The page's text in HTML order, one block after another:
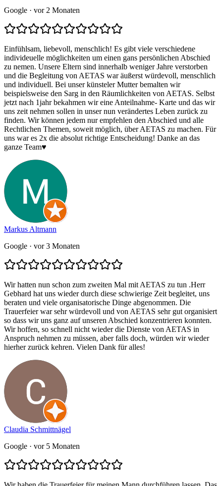
Google · vor 2 Monaten
Einfühlsam, liebevoll, menschlich! Es gibt viele verschiedene
individeuelle möglichkeiten um einen gans persönlichen Abschied
zu nemen. Unsere Eltern sind innerhalb weniger Jahre verstorben
und die Begleitung von AETAS war äußerst würdevoll, menschlich
und individuell. Bei unser künsteler Mutter bemalten wir
beispielsweise den Sarg in den Räumlichkeiten von AETAS. Selbst
jetzt nach 1jahr bekahmen wir eine Anteilnahme- Karte und das wir
uns zeit nehmen sollen in unser nun verändertes Leben zurück zu
finden. Wir können jedem nur empfehlen den Abschied und alle
Rechtlichen Themen, soweit möglich, über AETAS zu machen. Für
uns war es 2x die absolut richtige Entscheidung! Danke an das
ganze Team♥️
Markus Altmann
Google · vor 3 Monaten
Wir hatten nun schon zum zweiten Mal mit AETAS zu tun .Herr
Gebhard hat uns wieder durch diese schwierige Zeit begleitet, uns
beraten und viele organisatorische Dinge abgenommen. Die
Trauerfeier war sehr würdevoll und von AETAS sehr gut organisiert
so dass wir uns ganz auf unseren Abschied konzentrieren konnten.
Wir hoffen, so schnell nicht wieder die Dienste von AETAS in
Anspruch nehmen zu müssen, aber falls doch, würden wir wieder
hierher zurück kehren. Vielen Dank für alles!
Claudia Schmittnägel
Google · vor 5 Monaten